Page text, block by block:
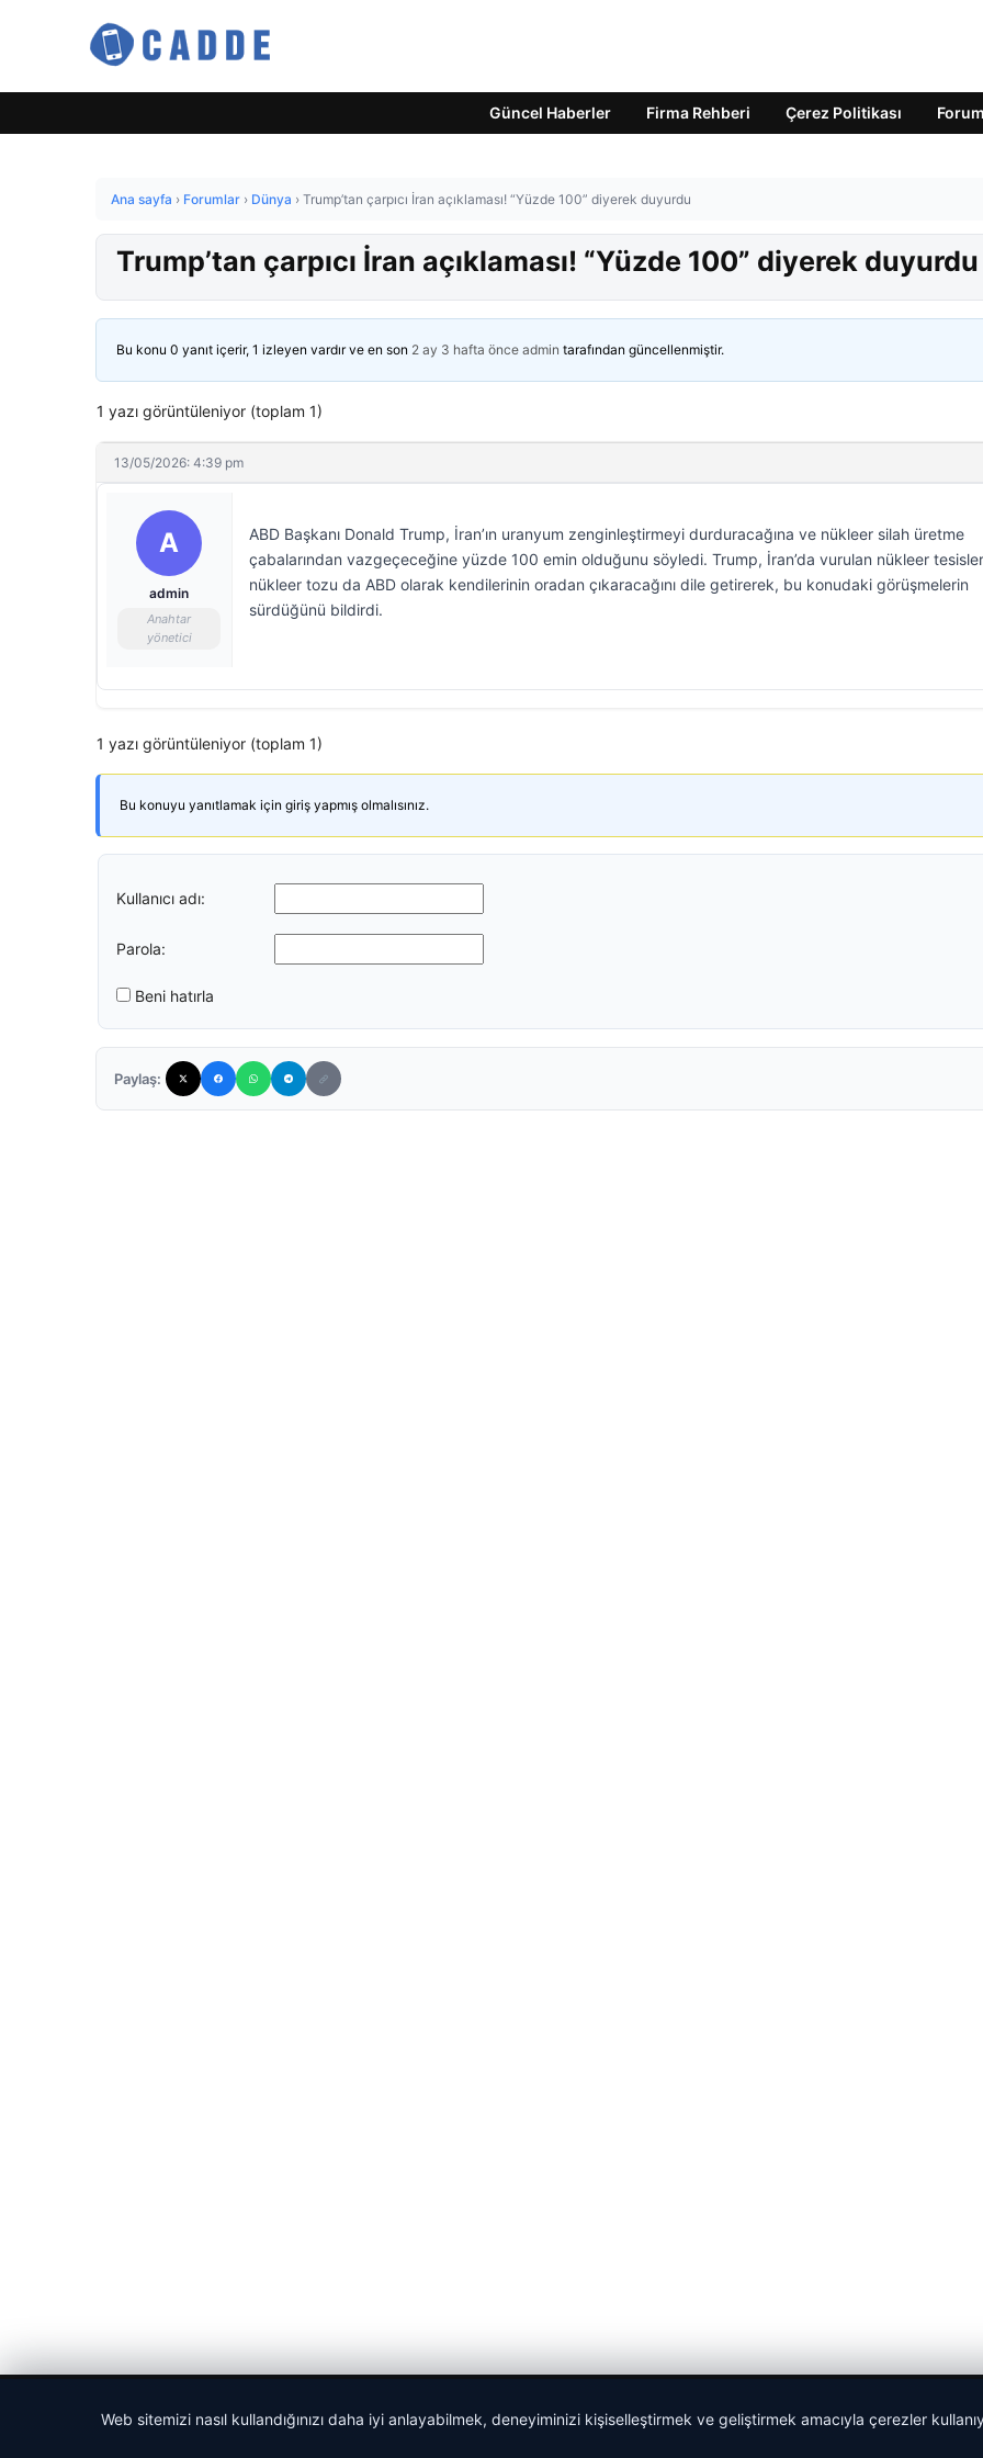
Güncel Haberler Firma Rehberi Çerez Politikası Forum
Ana sayfa › Forumlar › Dünya › Trump’tan çarpıcı İran açıklaması! “Yüzde 100” diyerek duyurdu
Trump’tan çarpıcı İran açıklaması! “Yüzde 100” diyerek duyurdu
Bu konu 0 yanıt içerir, 1 izleyen vardır ve en son 2 ay 3 hafta önce admin tarafından güncellenmiştir.
1 yazı görüntüleniyor (toplam 1)
13/05/2026: 4:39 pm
A
admin
Anahtar
yönetici
ABD Başkanı Donald Trump, İran’ın uranyum zenginleştirmeyi durduracağına ve nükleer silah üretme
çabalarından vazgeçeceğine yüzde 100 emin olduğunu söyledi. Trump, İran’da vurulan nükleer
nükleer tozu da ABD olarak kendilerinin oradan çıkaracağını dile getirerek, bu konudaki görüşmelerin
sürdüğünü bildirdi.
1 yazı görüntüleniyor (toplam 1)
Bu konuyu yanıtlamak için giriş yapmış olmalısınız.
Kullanıcı adı:
Parola:
Beni hatırla
Paylaş:
Web sitemizi nasıl kullandığınızı daha iyi anlayabilmek, deneyiminizi kişiselleştirmek ve geliştirmek amacıyla çerezler